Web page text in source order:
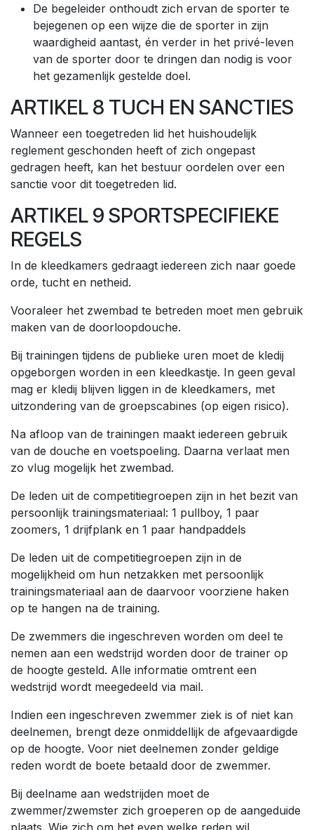
De begeleider onthoudt zich ervan de sporter te
bejegenen op een wijze die de sporter in zijn
waardigheid aantast, én verder in het privé-leven
van de sporter door te dringen dan nodig is voor
het gezamenlijk gestelde doel.
ARTIKEL 8 TUCH EN SANCTIES
Wanneer een toegetreden lid het huishoudelijk
reglement geschonden heeft of zich ongepast
gedragen heeft, kan het bestuur oordelen over een
sanctie voor dit toegetreden lid.
ARTIKEL 9 SPORTSPECIFIEKE
REGELS
In de kleedkamers gedraagt iedereen zich naar goede
orde, tucht en netheid.
Vooraleer het zwembad te betreden moet men gebruik
maken van de doorloopdouche.
Bij trainingen tijdens de publieke uren moet de kledij
opgeborgen worden in een kleedkastje. In geen geval
mag er kledij blijven liggen in de kleedkamers, met
uitzondering van de groepscabines (op eigen risico).
Na afloop van de trainingen maakt iedereen gebruik
van de douche en voetspoeling. Daarna verlaat men
zo vlug mogelijk het zwembad.
De leden uit de competitiegroepen zijn in het bezit van
persoonlijk trainingsmateriaal: 1 pullboy, 1 paar
zoomers, 1 drijfplank en 1 paar handpaddels
De leden uit de competitiegroepen zijn in de
mogelijkheid om hun netzakken met persoonlijk
trainingsmateriaal aan de daarvoor voorziene haken
op te hangen na de training.
De zwemmers die ingeschreven worden om deel te
nemen aan een wedstrijd worden door de trainer op
de hoogte gesteld. Alle informatie omtrent een
wedstrijd wordt meegedeeld via mail.
Indien een ingeschreven zwemmer ziek is of niet kan
deelnemen, brengt deze onmiddellijk de afgevaardigde
op de hoogte. Voor niet deelnemen zonder geldige
reden wordt de boete betaald door de zwemmer.
Bij deelname aan wedstrijden moet de
zwemmer/zwemster zich groeperen op de aangeduide
plaats. Wie zich om het even welke reden wil